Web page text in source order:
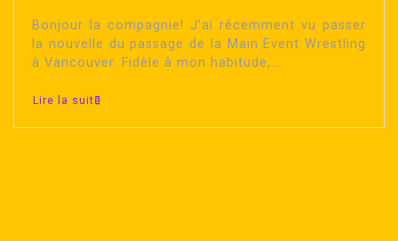
Bonjour la compagnie! J’ai récemment vu passer
la nouvelle du passage de la Main Event Wrestling
à Vancouver. Fidèle à mon habitude,...
Lire la suite